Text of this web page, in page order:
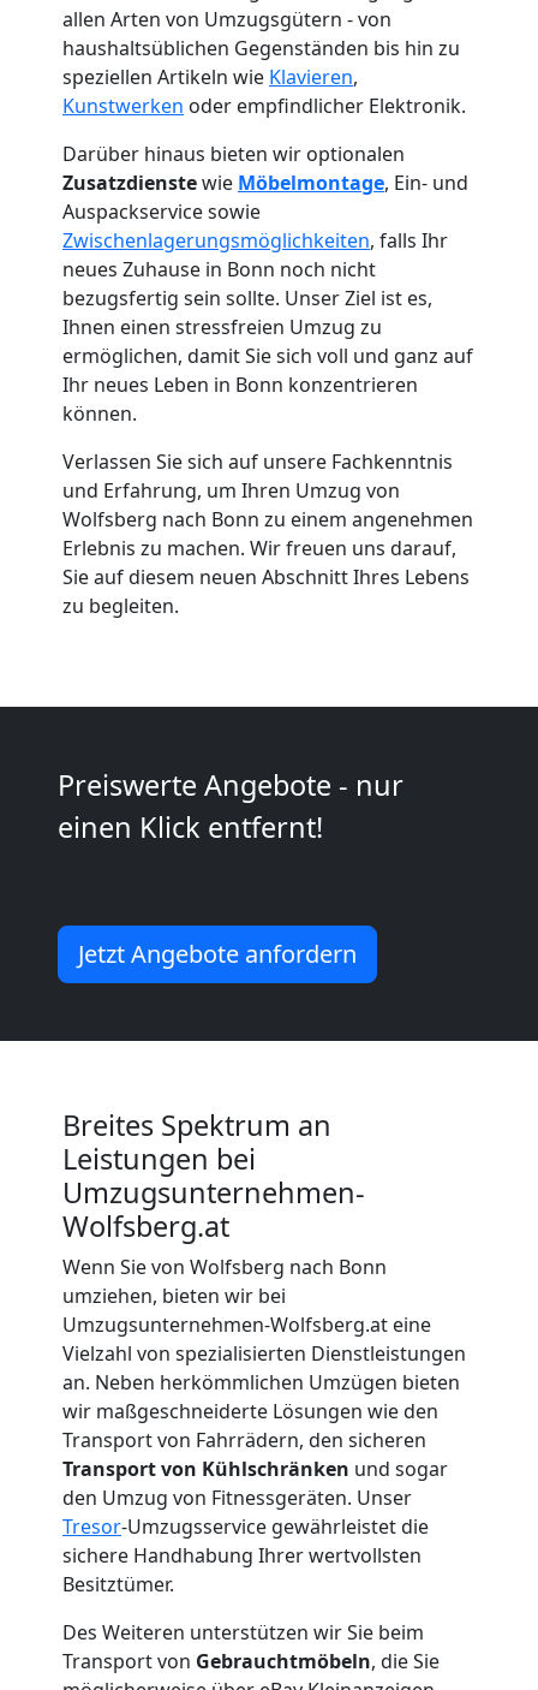
allen Arten von Umzugsgütern - von
haushaltsüblichen Gegenständen bis hin zu
speziellen Artikeln wie Klavieren,
Kunstwerken oder empfindlicher Elektronik.
Darüber hinaus bieten wir optionalen
Zusatzdienstewie Möbelmontage, Ein- und
Auspackservice sowie
Zwischenlagerungsmöglichkeiten, falls Ihr
neues Zuhause in Bonn noch nicht
bezugsfertig sein sollte. Unser Ziel ist es,
Ihnen einen stressfreien Umzug zu
ermöglichen, damit Sie sich voll und ganz auf
Ihr neues Leben in Bonn konzentrieren
können.
Verlassen Sie sich auf unsere Fachkenntnis
und Erfahrung, um Ihren Umzug von
Wolfsberg nach Bonn zu einem angenehmen
Erlebnis zu machen. Wir freuen uns darauf,
Sie auf diesem neuen Abschnitt Ihres Lebens
zu begleiten.
Preiswerte Angebote - nur
einen Klick entfernt!
Jetzt Angebote anfordern
Breites Spektrum an
Leistungen bei
Umzugsunternehmen-
Wolfsberg.at
Wenn Sie von Wolfsberg nach Bonn
umziehen, bieten wir bei
Umzugsunternehmen-Wolfsberg.at eine
Vielzahl von spezialisierten Dienstleistungen
an. Neben herkömmlichen Umzügen bieten
wir maßgeschneiderte Lösungen wie den
Transport von Fahrrädern, den sicheren
Transport von Kühlschränken und sogar
den Umzug von Fitnessgeräten. Unser
Tresor-Umzugsservice gewährleistet die
sichere Handhabung Ihrer wertvollsten
Besitztümer.
Des Weiteren unterstützen wir Sie beim
Transport von Gebrauchtmöbeln, die Sie
Umzugshelfer
Wolfsberg
Möbeltaxi
Wolfsberg
Kleintransport
Wolfsberg
Möbelmontage
Wolfsberg
Möbeltransport
Beiladung
Wolfsberg
Mini
Umzug
Wolfsberg
Umzug
Mann